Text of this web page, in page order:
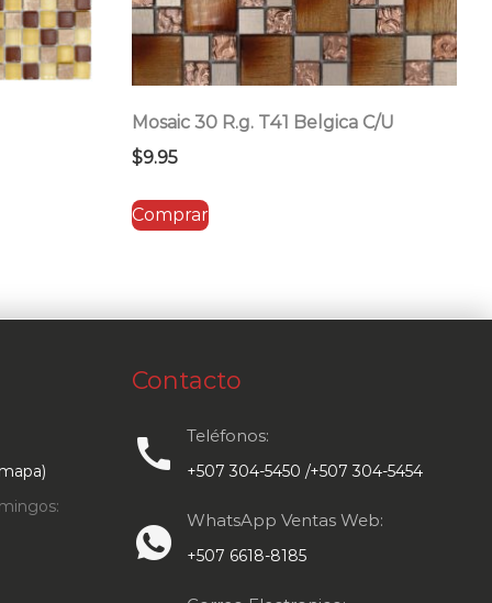
Mosaic 30 R.g. T41 Belgica C/U
$9.95
Comprar
Contacto
call Teléfonos:
+507 304-5450 /+507 304-5454
WhatsApp Ventas Web:
+507 6618-8185